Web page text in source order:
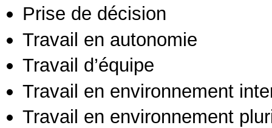
Prise de décision
Travail en autonomie
Travail d’équipe
Travail en environnement
Travail en environnement